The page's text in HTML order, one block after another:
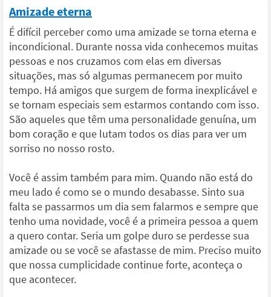
Amizade eterna
É difícil perceber como uma amizade se torna eterna e
incondicional. Durante nossa vida conhecemos muitas
pessoas e nos cruzamos com elas em diversas
situações, mas só algumas permanecem por muito
tempo. Há amigos que surgem de forma inexplicável e
se tornam especiais sem estarmos contando com isso.
São aqueles que têm uma personalidade genuína, um
bom coração e que lutam todos os dias para ver um
sorriso no nosso rosto.
Você é assim também para mim. Quando não está do
meu lado é como se o mundo desabasse. Sinto sua
falta se passarmos um dia sem falarmos e sempre que
tenho uma novidade, você é a primeira pessoa a quem
a quero contar. Seria um golpe duro se perdesse sua
amizade ou se você se afastasse de mim. Preciso muito
que nossa cumplicidade continue forte, aconteça o
que acontecer.